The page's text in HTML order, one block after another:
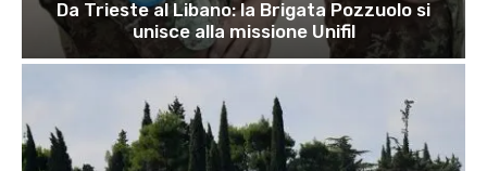
Da Trieste al Libano: la Brigata Pozzuolo si
unisce alla missione Unifil